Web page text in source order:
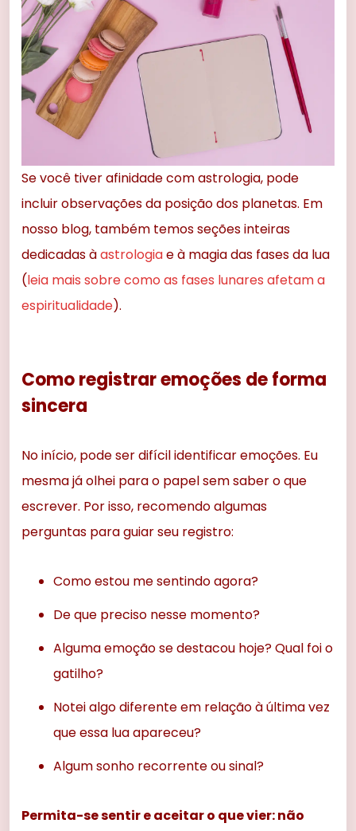
Se você tiver afinidade com astrologia, pode
incluir observações da posição dos planetas. Em
nosso blog, também temos seções inteiras
dedicadas àastrologiae à magia das fases da lua
(leia mais sobre como as fases lunares afetam a
espiritualidade).
Como registrar emoções de forma
sincera
No início, pode ser difícil identificar emoções. Eu
mesma já olhei para o papel sem saber o que
escrever. Por isso, recomendo algumas
perguntas para guiar seu registro:
Como estou me sentindo agora?
De que preciso nesse momento?
Alguma emoção se destacou hoje? Qual foi o
gatilho?
Notei algo diferente em relação à última vez
que essa lua apareceu?
Algum sonho recorrente ou sinal?
Permita-se sentir e aceitar o que vier: não